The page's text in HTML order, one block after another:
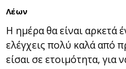
Λέων
Η ημέρα θα είναι αρκετά
ελέγχεις πολύ καλά από
είσαι σε ετοιμότητα, για